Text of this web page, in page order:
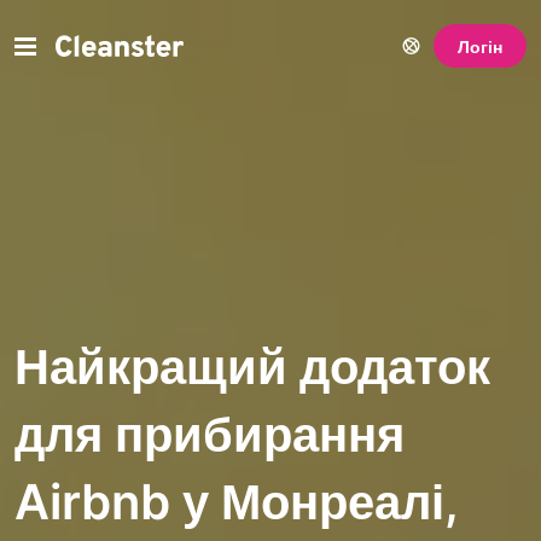
Логін
Найкращий додаток
для прибирання
Airbnb у Монреалі,